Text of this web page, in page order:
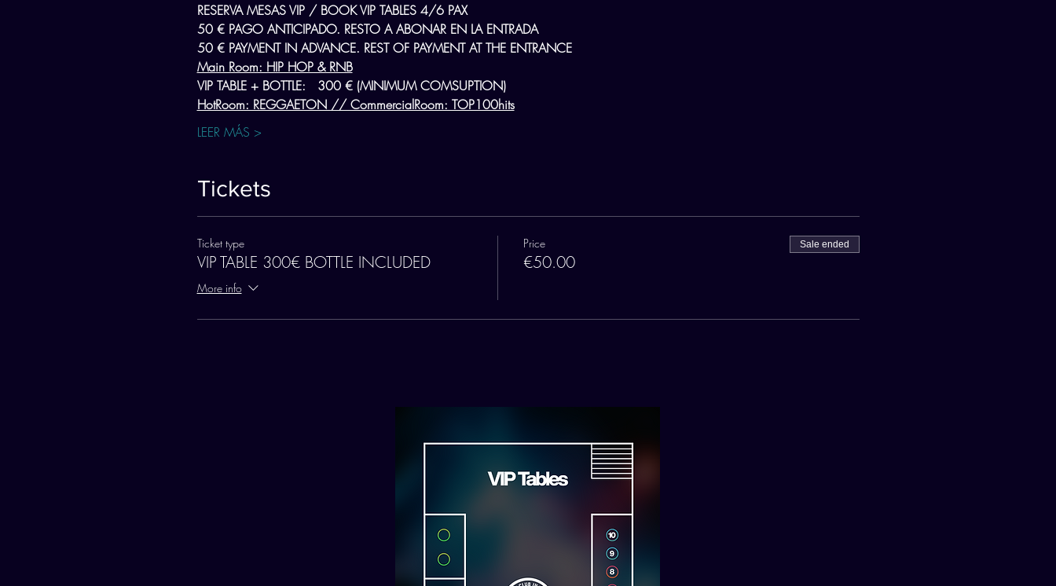
RESERVA MESAS VIP / BOOK VIP TABLES 4/6 PAX
50 € PAGO ANTICIPADO. RESTO A ABONAR EN LA ENTRADA
50 € PAYMENT IN ADVANCE. REST OF PAYMENT AT THE ENTRANCE
Main Room: HIP HOP & RNB
VIP TABLE + BOTTLE:   300 € (MINIMUM COMSUPTION)
HotRoom: REGGAETON // CommercialRoom: TOP100hits
LEER MÁS >
Tickets
Ticket type
VIP TABLE 300€ BOTTLE INCLUDED
More info
Price
€50.00
Sale ended